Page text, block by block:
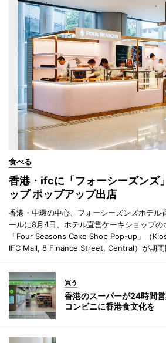
食べる
香港・ifcに「フォーシーズンズ
ップ ポップアップ出店
香港・中環の中心、フォーシーズンズホテル
ールに8月4日、ホテル直営ケーキショップの
「Four Seasons Cake Shop Pop-up」（
IFC Mall, 8 Finance Street, Central）が期間
買う
香港のスーパーが24時間
コンビニに香港食文化を